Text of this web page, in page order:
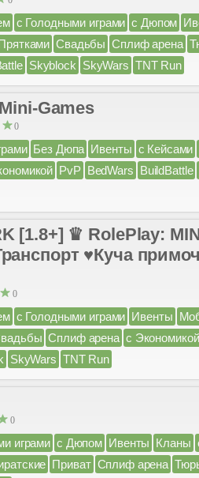
с Голодными играми с Дюпом
Свадьбы Сплиф арена
Skyblock SkyWars TNT Run
Games
0
Без Дюпа Ивенты с Кейсами
PvP BedWars BuildBattle
[1.8+] ♛ RolePlay:
♥Куча
0
с Голодными играми Ивенты
Сплиф арена с Экономикой
SkyWars TNT Run
0
играми с Дюпом Ивенты Кланы
Приват Сплиф арена